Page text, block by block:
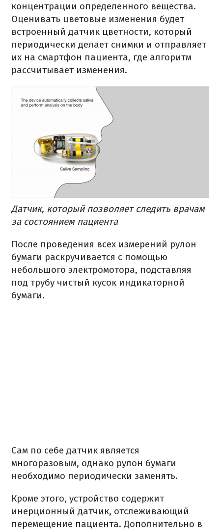
концентрации определенного вещества.
Оценивать цветовые изменения будет
встроенный датчик цветности, который
периодически делает снимки и отправляет
их на смартфон пациента, где алгоритм
рассчитывает изменения.
Датчик, который позволяет следить врачам
за состоянием пациента
После проведения всех измерений рулон
бумаги раскручивается с помощью
небольшого электромотора, подставляя
под трубу чистый кусок индикаторной
бумаги.
Сам по себе датчик является
многоразовым, однако рулон бумаги
необходимо периодически заменять.
Кроме этого, устройство содержит
инерционный датчик, отслеживающий
перемещение пациента. Дополнительно в